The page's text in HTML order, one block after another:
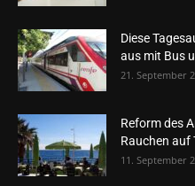
Diese
aus mit Bus
21. September
Reform des
Rauchen auf
11. September